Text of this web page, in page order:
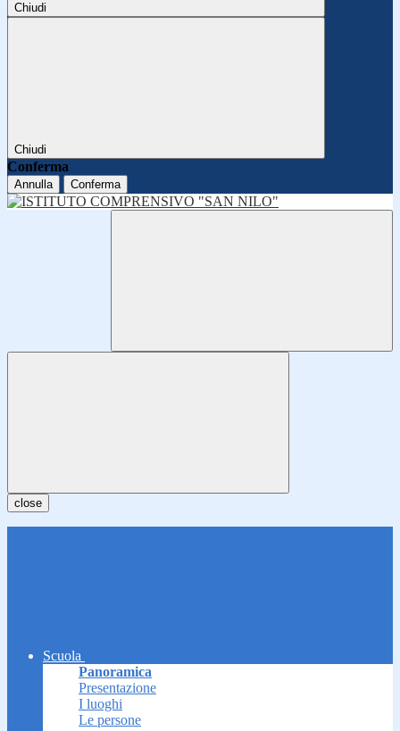
Chiudi
Chiudi
Conferma
Annulla Conferma
close
Scuola
Panoramica
Presentazione
I luoghi
Le persone